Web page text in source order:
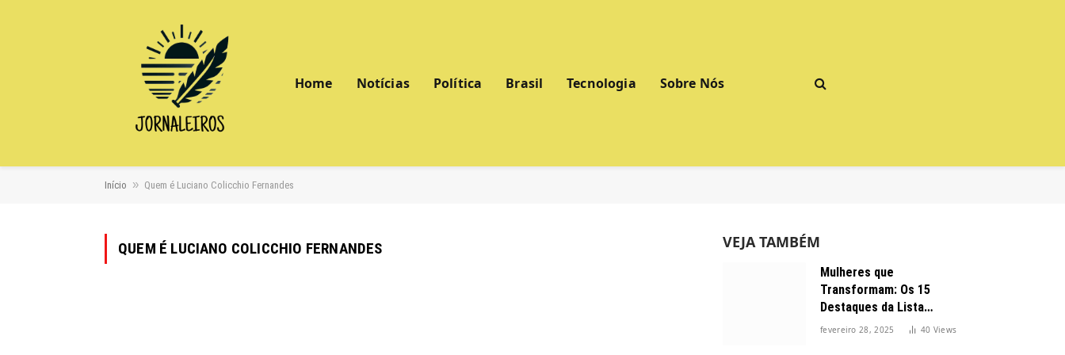
Home Notícias Política Brasil Tecnologia Sobre Nós
Início » Quem é Luciano Colicchio Fernandes
QUEM É LUCIANO COLICCHIO FERNANDES VEJA TAMBÉM
Mulheres que
Transformam: Os 15
Destaques da Lista
Forbes 2025 no Brasil
fevereiro 28, 2025 40 Views